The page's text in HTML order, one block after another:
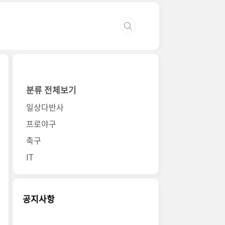
분류 전체보기
일상다반사
프로야구
축구
IT
공지사항